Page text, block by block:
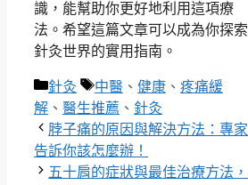
識，能幫助你更好地利用這項療
法。希望這篇文章可以成為你探索
針灸世界的實用指南。
分
類
針灸
標
籤
中醫 、 健康 、 疼痛緩
解 、 醫生推薦 、 針灸
脖子痛的原因與解決方法：專家
告訴你該怎麼辦！
五十肩的症狀與最佳治療方法，